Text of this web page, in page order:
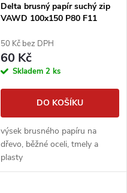
Delta brusný papír suchý zip
VAWD 100x150 P80 F11
50 Kč bez DPH
60 Kč
Skladem 2 ks
DO KOŠÍKU
výsek brusného papíru na
dřevo, běžné oceli, tmely a
plasty